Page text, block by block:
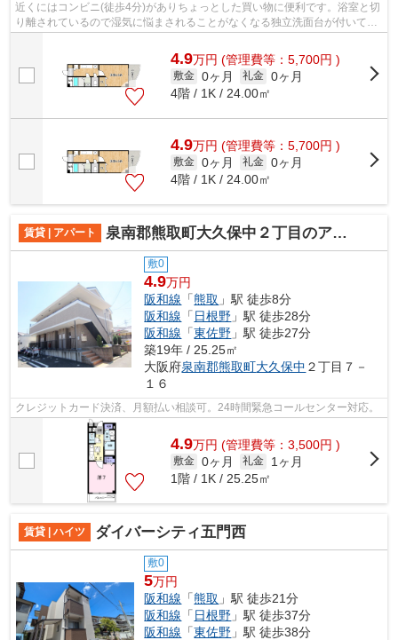
近くにはコンビニ(徒歩4分)がありちょっとした買い物に便利です。浴室と切
り離されているので湿気に悩まされることがなくなる独立洗面台が付いてい
4.9万円 (管理費等：5,700円 )
敷金 0ヶ月 礼金 0ヶ月
4階 / 1K / 24.00㎡
4.9万円 (管理費等：5,700円 )
敷金 0ヶ月 礼金 0ヶ月
4階 / 1K / 24.00㎡
賃貸 | アパート 泉南郡熊取町大久保中２丁目のアパート
敷0
4.9万円
阪和線 「熊取 」駅 徒歩8分
阪和線 「 日根野 」駅 徒歩28分
阪和線 「東佐野 」駅 徒歩27分
築19年 / 25.25㎡
大阪府泉南郡熊取町大久保中 ２丁目７－
１６
クレジットカード決済、月額払い相談可。24時間緊急コールセンター対応。
4.9万円 (管理費等：3,500円 )
敷金 0ヶ月 礼金
1ヶ月
1階 / 1K / 25.25㎡
賃貸 | ハイツ ダイバーシティ五門西
敷0
5万円
阪和線 「熊取 」駅 徒歩21分
阪和線 「 日根野 」駅 徒歩37分
阪和線 「東佐野 」駅 徒歩38分